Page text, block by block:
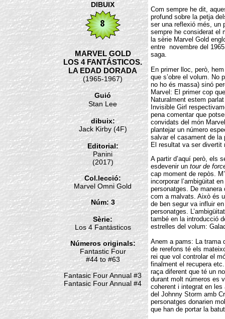
DIBUIX
MARVEL GOLD
LOS 4 FANTÁSTICOS.
LA EDAD DORADA
(1965-1967)
Guió
Stan Lee
dibuix:
Jack Kirby (4F)
Editorial:
Panini
(2017)
Col.lecció:
Marvel Omni Gold
Núm: 3
Sèrie:
Los 4 Fantásticos
Números originals:
Fantastic Four
#44 to #63
Fantasic Four Annual #3
Fantasic Four Annual #4
Com sempre he dit,
profund sobre la petja
ser una reflexió més, un
sempre he considerat el
la sèrie Marvel Gold
entre novembre del
saga.
En primer lloc, però,
que s’obre el volum. No
no ho és massa) sinó
Marvel: El primer cop
Naturalment estem
Invisible Girl
pena comentar que
convidats del món
plantejar un número
salvar el casament de la
El resultat va ser divertit
A partir d’aquí però, els
esdevenir un tour de
cap moment de repòs.
incorporar l’ambigüitat
personatges. De manera
com a malvats. Això és
de ben segur va influir
personatges.
també en la introducció
estrelles del volum:
Anem a pams: La trama
de rerefons té els
rei que vol controlar el
finalment el recupera
raça diferent que té un
durant molt números es
coherent i integrat en les
del Johnny Storm amb
personatges donarien
que han de portar la